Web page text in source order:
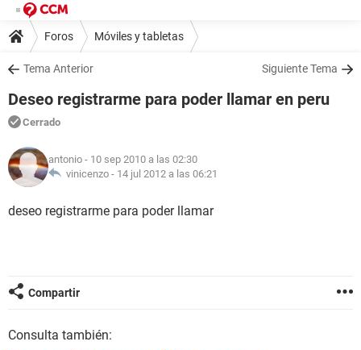
Foros Móviles y tabletas
Tema Anterior Siguiente Tema
Deseo registrarme para poder llamar en peru
Cerrado
antonio - 10 sep 2010 a las 02:30
vinicenzo - 14 jul 2012 a las 06:21
deseo registrarme para poder llamar
Compartir
Consulta también: